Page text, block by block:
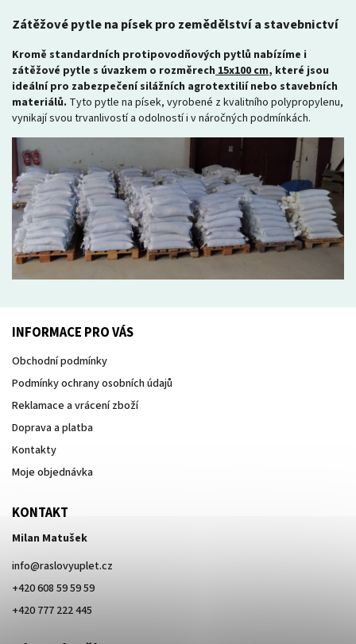
Zátěžové pytle na písek pro zemědělství a stavebnictví
Kromě standardních protipovodňových pytlů nabízíme i
zátěžové pytle s úvazkem o rozměrech15x100 cm, které jsou
ideální pro zabezpečení silážních agrotextilií nebo stavebních
materiálů. Tyto pytle na písek, vyrobené z kvalitního polypropylenu,
vynikají svou trvanlivostí a odolností i v náročných podmínkách.
INFORMACE PRO VÁS
Obchodní podmínky
Podmínky ochrany osobních údajů
Reklamace a vrácení zboží
Doprava a platba
Kontakty
Moje objednávka
KONTAKT
Milan Matušek
info@raslovyuplet.cz
+420 608 59 59 59
+420 777 222 445